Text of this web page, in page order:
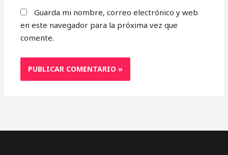
Guarda mi nombre, correo electrónico y web
en este navegador para la próxima vez que
comente.